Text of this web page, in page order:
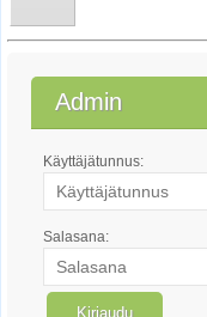
Admin
Käyttäjätunnus:
Salasana: